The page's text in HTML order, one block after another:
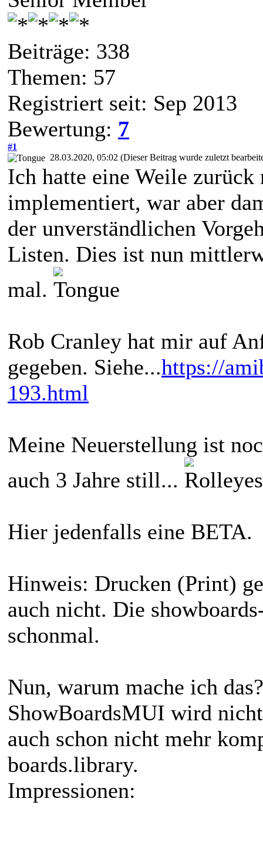
Beiträge: 338
Themen: 57
Registriert seit: Sep 2013
Bewertung: 7
#1
28.03.2020, 05:02 (Dieser Beitrag wurde zuletzt
Ich hatte eine Weile
implementiert, war aber
der unverständlichen
Listen. Dies ist nun
mal.
Rob Cranley hat mir auf
gegeben. Siehe...https://
193.html
Meine Neuerstellung ist
auch 3 Jahre still...
Hier jedenfalls eine BETA.
Hinweis: Drucken (Print)
auch nicht. Die
schonmal.
Nun, warum mache ich
ShowBoardsMUI wird
auch schon nicht mehr
boards.library.
Impressionen: